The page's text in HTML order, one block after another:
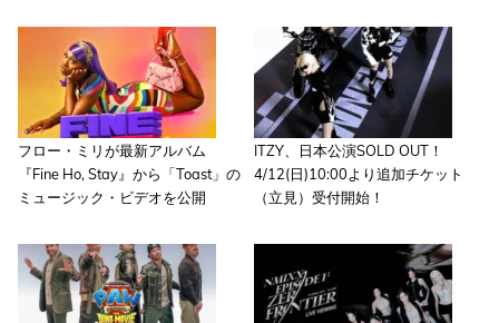
フロー・ミリが最新アルバム
『Fine Ho, Stay』から「Toast」の
ミュージック・ビデオを公開
ITZY、日本公演SOLD OUT！
4/12(日)10:00より追加チケット
（立見）受付開始！